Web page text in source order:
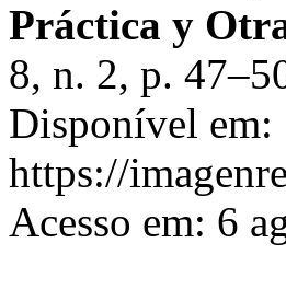
Práctica y
8, n. 2, p.
Disponível em:
https://
Acesso em: 6